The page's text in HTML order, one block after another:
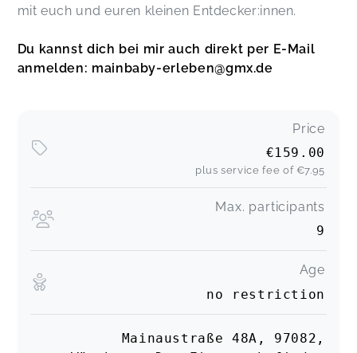
mit euch und euren kleinen Entdecker:innen.
Du kannst dich bei mir auch direkt per E-Mail
anmelden: mainbaby-erleben@gmx.de
Price
€159.00
plus service fee of €7.95
Max. participants
9
Age
no restriction
Mainaustraße 48A, 97082,